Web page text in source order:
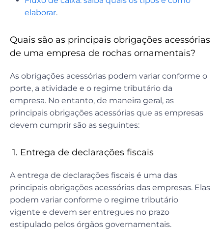
elaborar.
Quais são as principais obrigações acessórias
de uma empresa de rochas ornamentais?
As obrigações acessórias podem variar conforme o
porte, a atividade e o regime tributário da
empresa. No entanto, de maneira geral, as
principais obrigações acessórias que as empresas
devem cumprir são as seguintes:
1. Entrega de declarações fiscais
A entrega de declarações fiscais é uma das
principais obrigações acessórias das empresas. Elas
podem variar conforme o regime tributário
vigente e devem ser entregues no prazo
estipulado pelos órgãos governamentais.